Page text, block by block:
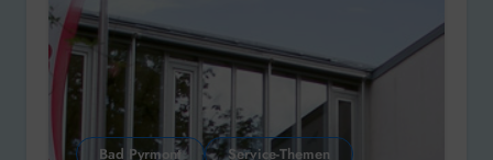
Bad Pyrmont Service-Themen